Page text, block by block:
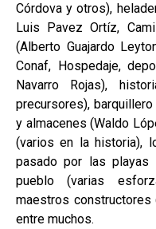
Córdova y otros),
Luis Pavez Ortíz,
(Alberto Guajardo
Conaf, Hospedaje,
Navarro Rojas),
precursores),
y almacenes (Waldo
(varios en la historia),
pasado por las playas
pueblo (varias
maestros constructores
entre muchos.